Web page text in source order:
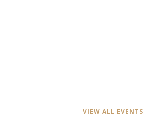
VIEW ALL EVENTS